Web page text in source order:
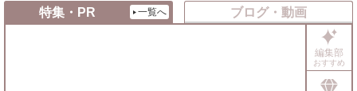
特集・PR 一覧へ ブログ・動画
編集部
おすすめ